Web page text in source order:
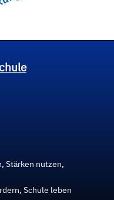
Stärken nutzen,
Schule leben